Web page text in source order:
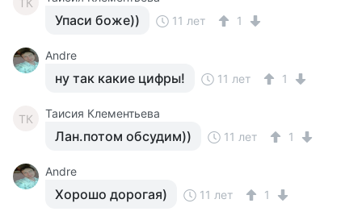
ТК
Упаси боже)) 11 лет 1
Andre
ну так какие цифры! 11 лет 1
ТК Таисия Клементьева
Лан.потом обсудим)) 11 лет 1
Andre
Хорошо дорогая) 11 лет 1